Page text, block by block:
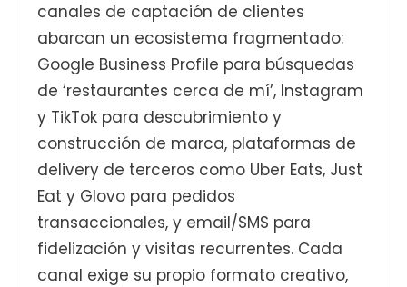
canales de captación de clientes
abarcan un ecosistema fragmentado:
Google Business Profile para búsquedas
de ‘restaurantes cerca de mí’, Instagram
y TikTok para descubrimiento y
construcción de marca, plataformas de
delivery de terceros como Uber Eats, Just
Eat y Glovo para pedidos
transaccionales, y email/SMS para
fidelización y visitas recurrentes. Cada
canal exige su propio formato creativo,